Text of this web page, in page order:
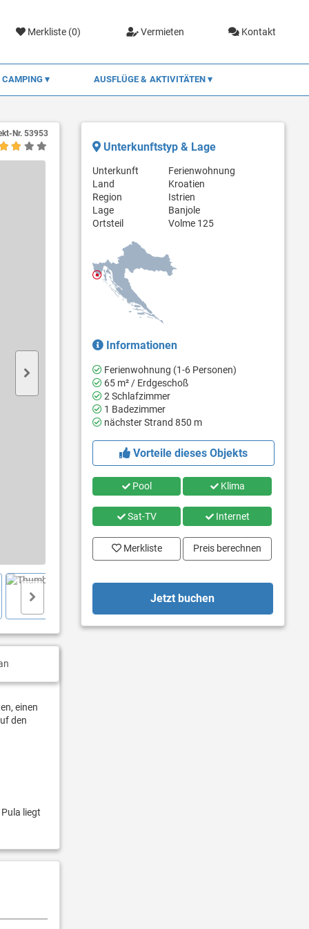
Merkliste (0) Vermieten Kontakt
CAMPING AUSFLÜGE & AKTIVITÄTEN
Nr. 53953
einen
den
liegt
Unterkunftstyp & Lage
Unterkunft
Ferienwohnung
Land
Kroatien
Region
Istrien
Lage
Banjole
Ortsteil
Volme 125
Informationen
Ferienwohnung (1-6 Personen)
65 m² / Erdgeschoß
2 Schlafzimmer
1 Badezimmer
nächster Strand 850 m
Vorteile dieses Objekts
Pool Klima
Sat-TV Internet
Merkliste Preis berechnen
Jetzt buchen